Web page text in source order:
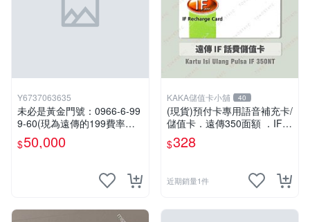
Y6737063635
未必是黃金門號：0966-6-99
9-60(現為遠傳的199費率門
號，屆時將以無約狀態過
戶)。
$50,000
KAKA儲值卡小舖 40
(現貨)預付卡專用語音補充卡/
儲值卡．遠傳350面額 ．IF 3
50 [KAKA儲值卡小舖]
$328
近期銷量1件